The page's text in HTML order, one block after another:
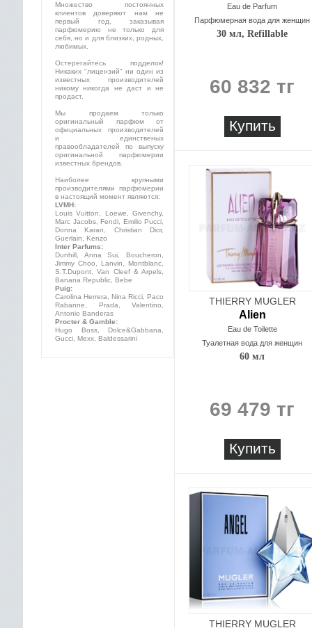
Eau de Parfum
Парфюмерная вода для женщин
30 мл, Refillable
60 832 тг
Купить
THIERRY MUGLER
Alien
Eau de Toilette
Туалетная вода для женщин
60 мл
69 479 тг
Купить
THIERRY MUGLER
Множество постоянных
клиентов доверяют нам не
первый год, заказывая
парфюмерию не только для
себя, но и для близких, родных,
любимых.
Остерегайтесь подделок!
Никаких "лицензий" ни один из
известных производителей
никому никогда не даст и не
продаст.
Мы продаем только
оригинальный парфюм от
официальных производителей
и единственых
правообладателей по выпуску
оригинальной парфюмерии
известных брендов.
Наиболее крупными
производителями парфюмерии
в настоящий момент являются:
LVMH:
Louis Vuitton, Loewe, Givenchy,
Marc Jacobs, Fendi, Emilio Pucci,
Donna Karan, Christian Dior,
Guerlain, Kenzo
Inter Parfums:
Dunhill, Anna Sui, Boucheron,
Jimmy Choo, Lanvin, Montblanc,
S.T.Dupont, Van Cleef & Arpels,
Banana Republic, Bebe
Puig:
Carolina Herrera, Nina Ricci, Paco
Rabanne, Prada, Valentino,
Antonio Banderas
Procter & Gamble:
Hugo Boss, Dolce&Gabbana,
Gucci, Mexx, Baldessarini